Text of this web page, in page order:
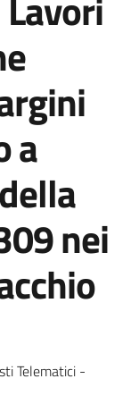
a
nei
Telematici -